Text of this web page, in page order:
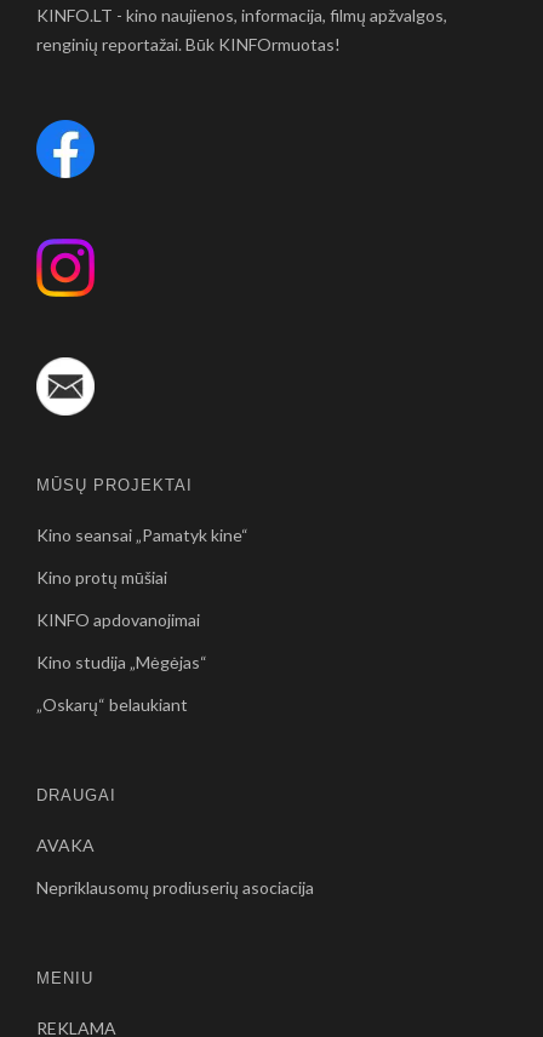
KINFO.LT - kino naujienos, informacija, filmų apžvalgos,
renginių reportažai. Būk KINFOrmuotas!
MŪSŲ PROJEKTAI
Kino seansai „Pamatyk kine“
Kino protų mūšiai
KINFO apdovanojimai
Kino studija „Mėgėjas“
„Oskarų“ belaukiant
DRAUGAI
AVAKA
Nepriklausomų prodiuserių asociacija
MENIU
REKLAMA